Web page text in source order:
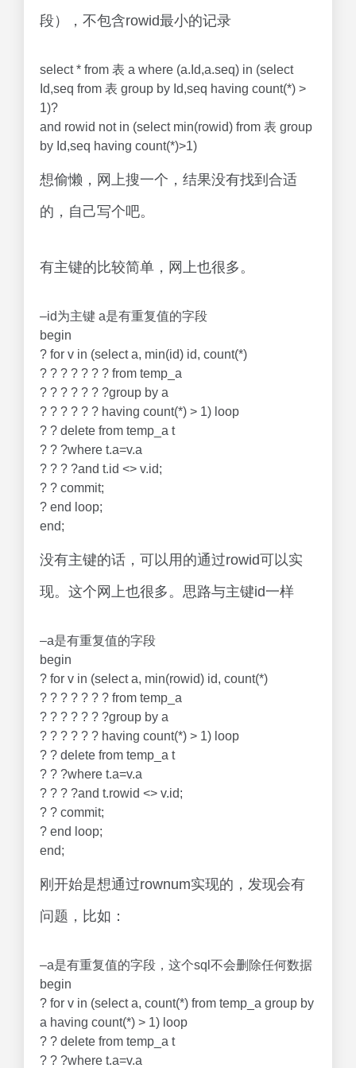
段），不包含rowid最小的记录
select * from 表 a where (a.Id,a.seq) in (select
Id,seq from 表 group by Id,seq having count(*) >
1)?
and rowid not in (select min(rowid) from 表 group
by Id,seq having count(*)>1)
想偷懒，网上搜一个，结果没有找到合适
的，自己写个吧。
有主键的比较简单，网上也很多。
–id为主键 a是有重复值的字段
begin
? for v in (select a, min(id) id, count(*)
? ? ? ? ? ? ? from temp_a
? ? ? ? ? ? ?group by a
? ? ? ? ? ? having count(*) > 1) loop
? ? delete from temp_a t
? ? ?where t.a=v.a
? ? ? ?and t.id <> v.id;
? ? commit;
? end loop;
end;
没有主键的话，可以用的通过rowid可以实
现。这个网上也很多。思路与主键id一样
–a是有重复值的字段
begin
? for v in (select a, min(rowid) id, count(*)
? ? ? ? ? ? ? from temp_a
? ? ? ? ? ? ?group by a
? ? ? ? ? ? having count(*) > 1) loop
? ? delete from temp_a t
? ? ?where t.a=v.a
? ? ? ?and t.rowid <> v.id;
? ? commit;
? end loop;
end;
刚开始是想通过rownum实现的，发现会有
问题，比如：
–a是有重复值的字段，这个sql不会删除任何数据
begin
? for v in (select a, count(*) from temp_a group by
a having count(*) > 1) loop
? ? delete from temp_a t
? ? ?where t.a=v.a